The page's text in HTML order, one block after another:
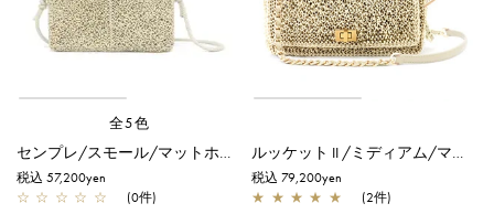
全5色
センプレ/スモール/マットホワイト
税込 57,200yen
☆ ☆ ☆ ☆ ☆ (0件)
ルッケット II /ミディアム/マットホワイト
税込 79,200yen
★ ★ ★ ★ ★ (2件)